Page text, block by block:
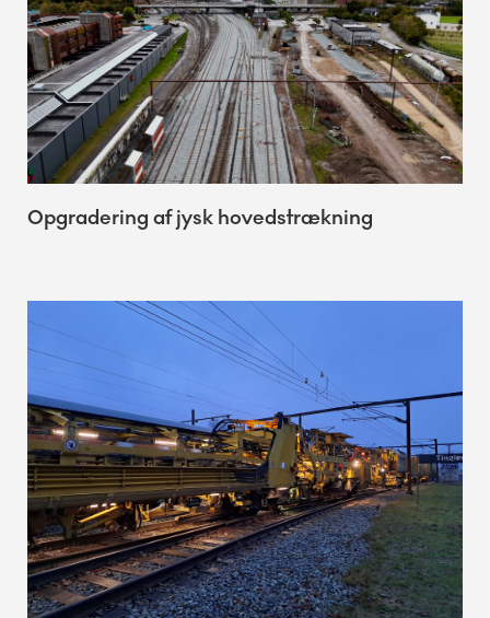
Opgradering af jysk hovedstrækning